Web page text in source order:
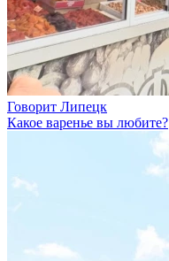
Говорит Липецк
Какое варенье вы любите?